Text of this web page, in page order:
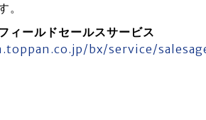
。
ィールドセールスサービス
bx/service/